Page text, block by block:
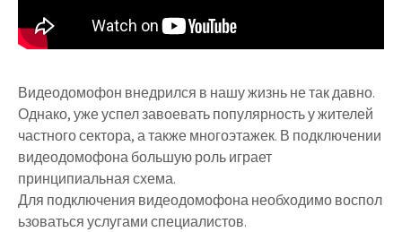
Видеодомофон внедрился в нашу жизнь не так давно.
Однако, уже успел завоевать популярность у жителей
частного сектора, а также многоэтажек. В подключении
видеодомофона большую роль играет
принципиальная схема.
Для подключения видеодомофона необходимо воспол
ьзоваться услугами специалистов.